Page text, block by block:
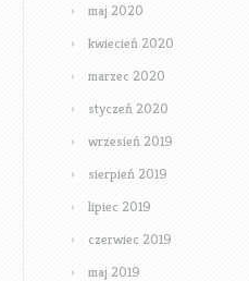
maj 2020
kwiecień 2020
marzec 2020
styczeń 2020
wrzesień 2019
sierpień 2019
lipiec 2019
czerwiec 2019
maj 2019